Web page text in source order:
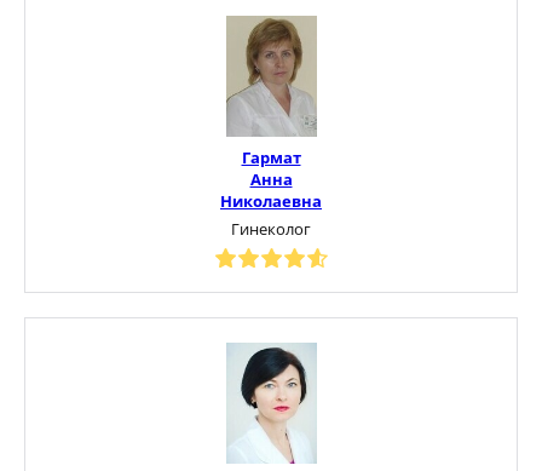
Гармат
Анна
Николаевна
Гинеколог